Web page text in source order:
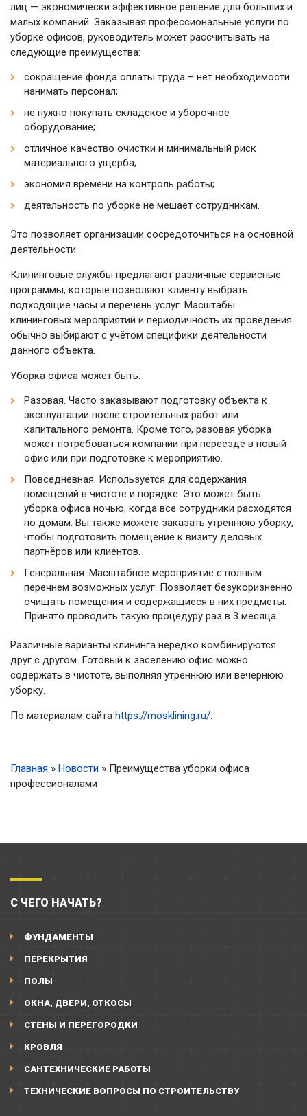
лиц — экономически эффективное решение для больших и
малых компаний. Заказывая профессиональные услуги по
уборке офисов, руководитель может рассчитывать на
следующие преимущества:
сокращение фонда оплаты труда – нет необходимости
нанимать персонал;
не нужно покупать складское и уборочное
оборудование;
отличное качество очистки и минимальный риск
материального ущерба;
экономия времени на контроль работы;
деятельность по уборке не мешает сотрудникам.
Это позволяет организации сосредоточиться на основной
деятельности.
Клининговые службы предлагают различные сервисные
программы, которые позволяют клиенту выбрать
подходящие часы и перечень услуг. Масштабы
клининговых мероприятий и периодичность их проведения
обычно выбирают с учётом специфики деятельности
данного объекта.
Уборка офиса может быть:
Разовая. Часто заказывают подготовку объекта к
эксплуатации после строительных работ или
капитального ремонта. Кроме того, разовая уборка
может потребоваться компании при переезде в новый
офис или при подготовке к мероприятию.
Повседневная. Используется для содержания
помещений в чистоте и порядке. Это может быть
уборка офиса ночью, когда все сотрудники расходятся
по домам. Вы также можете заказать утреннюю уборку,
чтобы подготовить помещение к визиту деловых
партнёров или клиентов.
Генеральная. Масштабное мероприятие с полным
перечнем возможных услуг. Позволяет безукоризненно
очищать помещения и содержащиеся в них предметы.
Принято проводить такую процедуру раз в 3 месяца.
Различные варианты клининга нередко комбинируются
друг с другом. Готовый к заселению офис можно
содержать в чистоте, выполняя утреннюю или вечернюю
уборку.
По материалам сайта https://mosklining.ru/.
Главная » Новости » Преимущества уборки офиса
профессионалами
С ЧЕГО НАЧАТЬ?
ФУНДАМЕНТЫ
ПЕРЕКРЫТИЯ
ПОЛЫ
ОКНА, ДВЕРИ, ОТКОСЫ
СТЕНЫ И ПЕРЕГОРОДКИ
КРОВЛЯ
САНТЕХНИЧЕСКИЕ РАБОТЫ
ТЕХНИЧЕСКИЕ ВОПРОСЫ ПО СТРОИТЕЛЬСТВУ